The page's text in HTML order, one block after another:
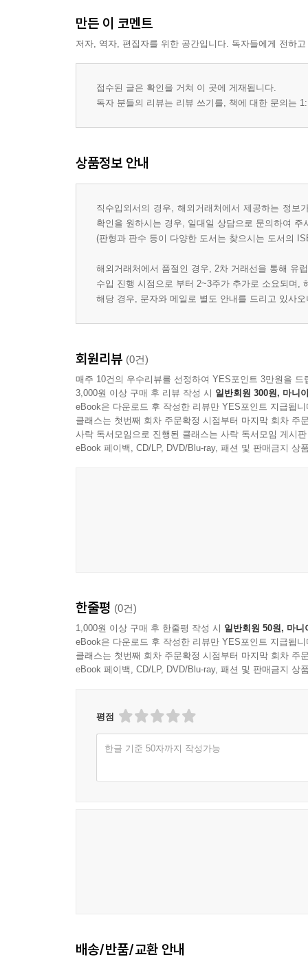
만든 이 코멘트
저자, 역자, 편집자를 위한 공간입니다. 독자들에게 전하
접수된 글은 확인을 거쳐 이 곳에 게재됩니다.
독자 분들의 리뷰는 리뷰 쓰기를, 책에 대한 문의는
상품정보 안내
직수입외서의 경우, 해외거래처에서 제공하는 정
확인을 원하시는 경우, 일대일 상담으로 문의하여 주
(판형과 판수 등이 다양한 도서는 찾으시는 도서의
해외거래처에서 품절인 경우, 2차 거래선을 통해 유
수입 진행 시점으로 부터 2~3주가 추가로 소요되며,
해당 경우, 문자와 메일로 별도 안내를 드리고 있사
회원리뷰 (0건)
매주 10건의 우수리뷰를 선정하여 YES포인트 3만원을 드
3,000원 이상 구매 후 리뷰 작성 시 일반회원 300원, 마니
eBook은 다운로드 후 작성한 리뷰만 YES포인트 지급됩니
클래스는 첫번째 회차 주문확정 시점부터 마지막 회차 주
사락 독서모임으로 진행된 클래스는 사락 독서모임 게시
eBook 페이백, CD/LP, DVD/Blu-ray, 패션 및 판매금지 상
한줄평 (0건)
1,000원 이상 구매 후 한줄평 작성 시 일반회원 50원, 마니
eBook은 다운로드 후 작성한 리뷰만 YES포인트 지급됩니
클래스는 첫번째 회차 주문확정 시점부터 마지막 회차 주
eBook 페이백, CD/LP, DVD/Blu-ray, 패션 및 판매금지 상
평점
한글 기준 50자까지 작성가능
배송/반품/교환 안내